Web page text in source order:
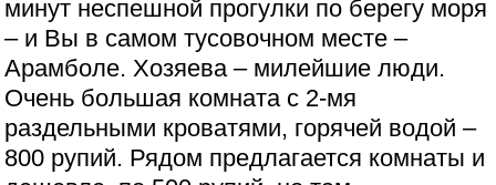
минут неспешной прогулки по берегу моря
– и Вы в самом тусовочном месте –
Арамболе. Хозяева – милейшие люди.
Очень большая комната с 2-мя
раздельными кроватями, горячей водой –
800 рупий. Рядом предлагается комнаты и